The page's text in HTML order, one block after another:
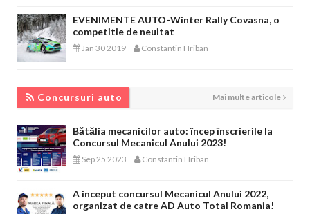
EVENIMENTE AUTO-Winter Rally Covasna, o
competitie de neuitat
Jan 30 2019 - Constantin Hriban
Concursuri auto Mai multe articole
Bătălia mecanicilor auto: încep înscrierile la
Concursul Mecanicul Anului 2023!
Sep 25 2023 - Constantin Hriban
A inceput concursul Mecanicul Anului 2022,
organizat de catre AD Auto Total Romania!